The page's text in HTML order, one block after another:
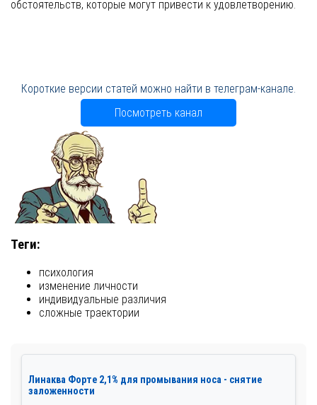
обстоятельств, которые могут привести к удовлетворению.
Короткие версии статей можно найти в телеграм-канале.
Посмотреть канал
Теги:
психология
изменение личности
индивидуальные различия
сложные траектории
Линаква Форте 2,1% для промывания носа - снятие
заложенности